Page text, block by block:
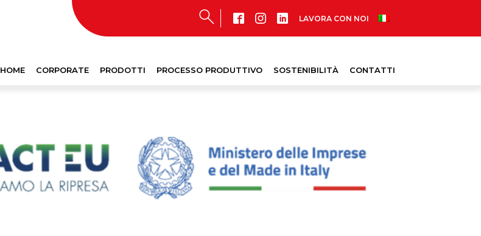
LAVORA CON NOI
HOME CORPORATE PRODOTTI PROCESSO PRODUTTIVO SOSTENIBILITÀ CONTATTI